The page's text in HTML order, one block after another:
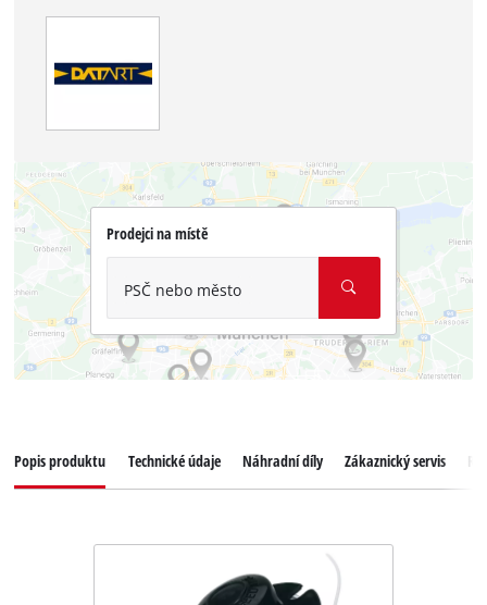
Prodejci na místě
PSČ nebo město
Popis produktu Technické údaje Náhradní díly Zákaznický servis